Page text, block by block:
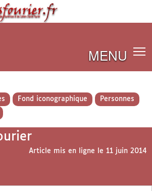
MENU
Fond iconographique
Personnes
Article mis en ligne le 11 juin 2014